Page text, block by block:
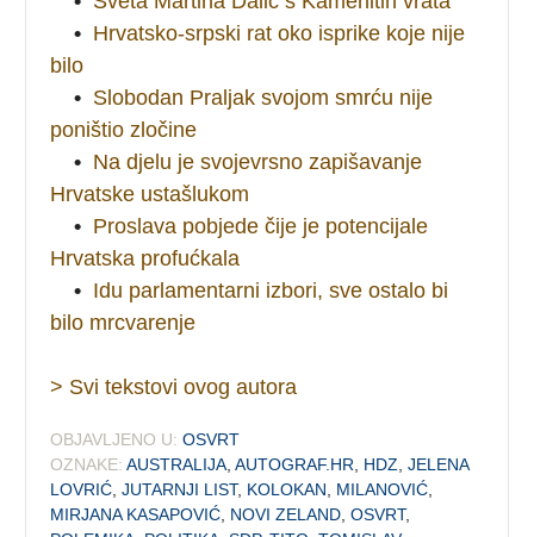
• Hrvatsko-srpski rat oko isprike koje nije
bilo
• Slobodan Praljak svojom smrću nije
poništio zločine
• Na djelu je svojevrsno zapišavanje
Hrvatske ustašlukom
• Proslava pobjede čije je potencijale
Hrvatska profućkala
• Idu parlamentarni izbori, sve ostalo bi
bilo mrcvarenje
> Svi tekstovi ovog autora
OBJAVLJENO U: OSVRT
OZNAKE: AUSTRALIJA ,AUTOGRAF.HR HDZ ,JELENA
LOVRIĆ ,JUTARNJI LIST, KOLOKAN MILANOVIĆ
MIRJANA KASAPOVIĆ NOVI ZELAND ,OSVRT,